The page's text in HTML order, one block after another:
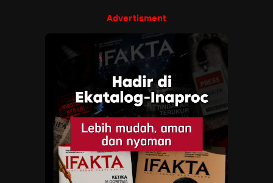
Advertisment